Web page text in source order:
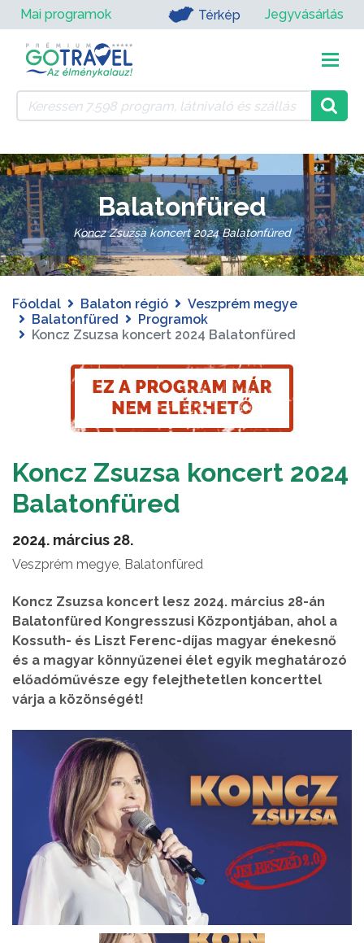
Mai programok Térkép Jegyvásárlás
Balatonfüred
Koncz Zsuzsa koncert 2024 Balatonfüred
Főoldal Balaton régió
Veszprém megye
Balatonfüred
Programok
Koncz Zsuzsa koncert 2024 Balatonfüred
Koncz Zsuzsa koncert 2024
Balatonfüred
2024. március 28.
Veszprém megye, Balatonfüred
Koncz Zsuzsa koncert lesz 2024. március 28-án
Balatonfüred Kongresszusi Központjában, ahol a
Kossuth- és Liszt Ferenc-díjas magyar énekesnő
és a magyar könnyűzenei élet egyik meghatározó
előadóművésze egy felejthetetlen koncerttel
várja a közönségét!